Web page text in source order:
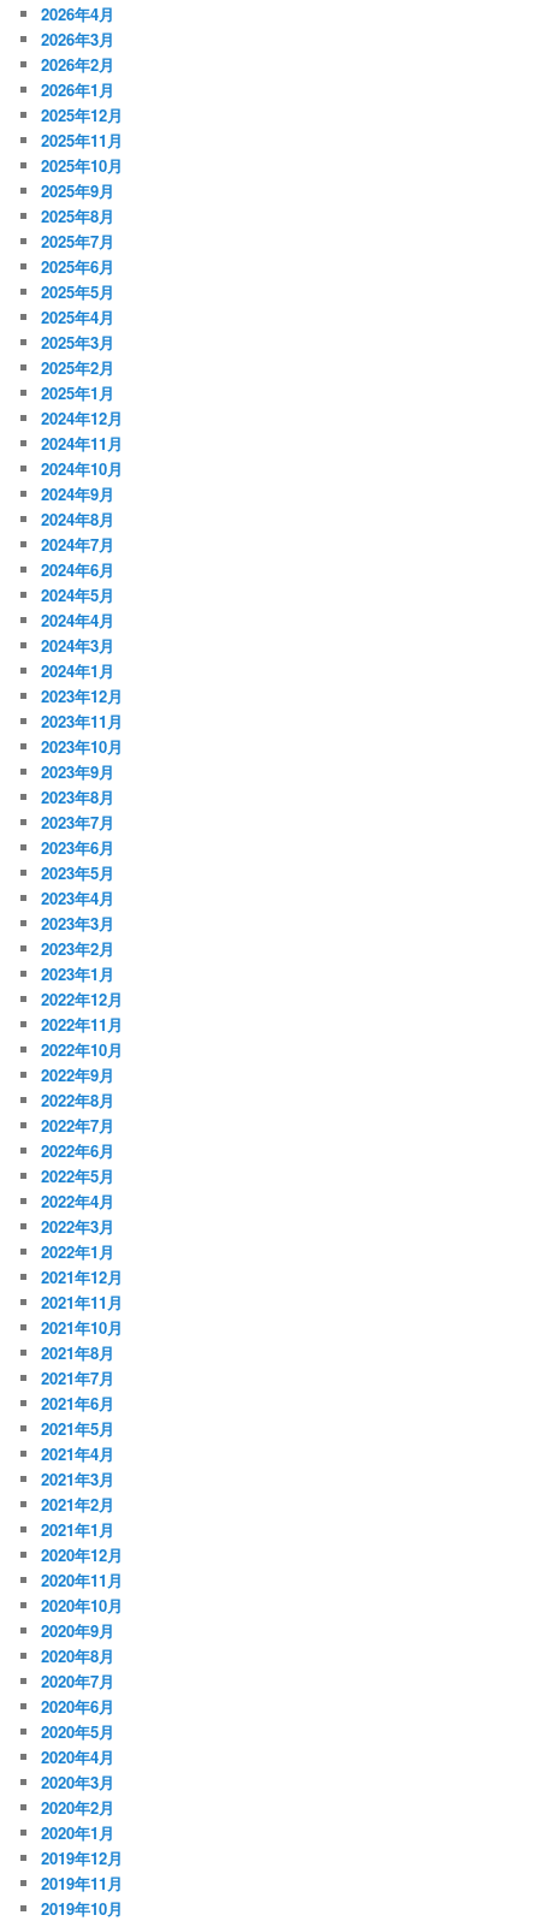
2026年4月
2026年3月
2026年2月
2026年1月
2025年12月
2025年11月
2025年10月
2025年9月
2025年8月
2025年7月
2025年6月
2025年5月
2025年4月
2025年3月
2025年2月
2025年1月
2024年12月
2024年11月
2024年10月
2024年9月
2024年8月
2024年7月
2024年6月
2024年5月
2024年4月
2024年3月
2024年1月
2023年12月
2023年11月
2023年10月
2023年9月
2023年8月
2023年7月
2023年6月
2023年5月
2023年4月
2023年3月
2023年2月
2023年1月
2022年12月
2022年11月
2022年10月
2022年9月
2022年8月
2022年7月
2022年6月
2022年5月
2022年4月
2022年3月
2022年1月
2021年12月
2021年11月
2021年10月
2021年8月
2021年7月
2021年6月
2021年5月
2021年4月
2021年3月
2021年2月
2021年1月
2020年12月
2020年11月
2020年10月
2020年9月
2020年8月
2020年7月
2020年6月
2020年5月
2020年4月
2020年3月
2020年2月
2020年1月
2019年12月
2019年11月
2019年10月